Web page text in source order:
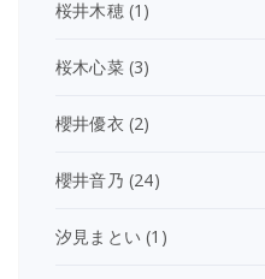
桜井木穂(1)
桜木心菜(3)
櫻井優衣 (2)
櫻井音乃 (24)
汐見まとい (1)